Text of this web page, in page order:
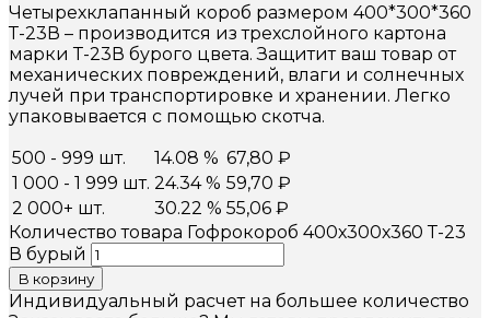
Четырехклапанный короб размером 400*300*360
Т-23В – производится из трехслойного картона
марки Т-23В бурого цвета. Защитит ваш товар от
механических повреждений, влаги и солнечных
лучей при транспортировке и хранении. Легко
упаковывается с помощью скотча.
500 - 999 шт.
14.08 % 67,80 ₽
1 000 - 1 999 шт. 24.34 % 59,70 ₽
2 000+ шт.
30.22 % 55,06 ₽
Количество товара Гофрокороб 400х300х360 Т-23
В бурый
В корзину
Индивидуальный расчет на большее количество